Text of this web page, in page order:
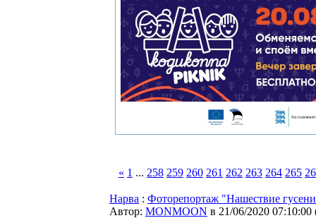
« 1 ... 258 259 260 261 262 263 264 265
Нарва : Фоторепортаж "Нашествие
Автор: MONMOON в 21/06/2020 07:10:00